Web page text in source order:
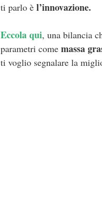
ti parlo è l’innovazione.
Eccola qui, una bilancia
parametri come massa
ti voglio segnalare la